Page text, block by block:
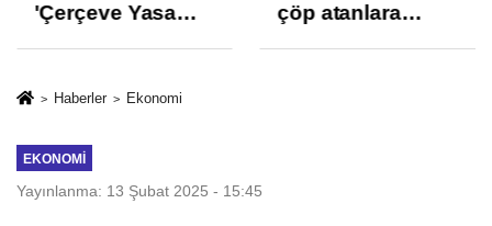
'Çerçeve Yasa
ve İhanet
çöp atanlara
Haberler Ekonomi
EKONOMI
Yayınlanma: 13 Şubat 2025 - 15:45